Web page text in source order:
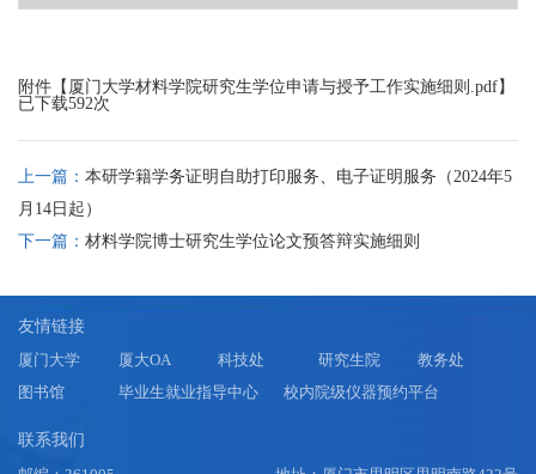
附件【 厦门大学材料学院研究生学位申请与授予工作实施细则.pdf】
已下载592次
上一篇： 本研学籍学务证明自助打印服务、电子证明服务（2024年5
月14日起）
下一篇： 材料学院博士研究生学位论文预答辩实施细则
友情链接
厦门大学 厦大OA 科技处 研究生院
教务处
图书馆
毕业生就业指导中心 校内院级仪器预约平台
联系我们